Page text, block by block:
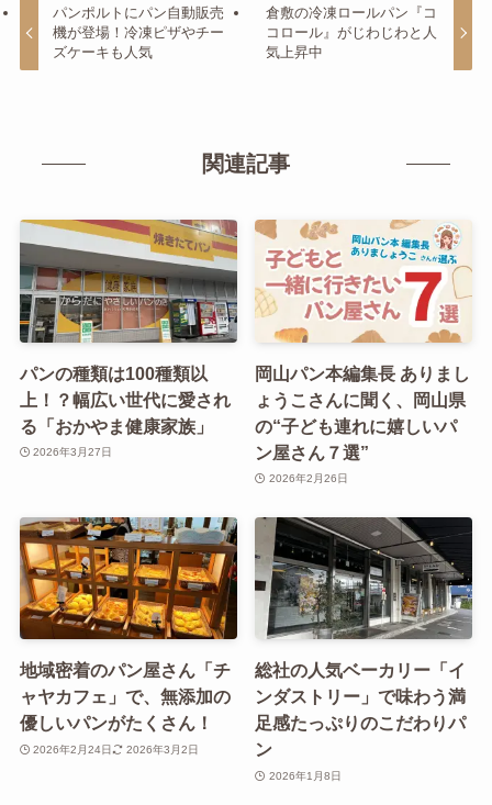
パンポルトにパン自動販売
機が登場！冷凍ピザやチー
ズケーキも人気
倉敷の冷凍ロールパン『コ
コロール』がじわじわと人
気上昇中
関連記事
パンの種類は100種類以
上！？幅広い世代に愛され
る「おかやま健康家族」
2026年3月27日
岡山パン本編集長 ありまし
ょうこさんに聞く、岡山県
の“子ども連れに嬉しいパ
ン屋さん７選”
2026年2月26日
地域密着のパン屋さん「チ
ャヤカフェ」で、無添加の
優しいパンがたくさん！
2026年2月24日 2026年3月2日
総社の人気ベーカリー「イ
ンダストリー」で味わう満
足感たっぷりのこだわりパ
ン
2026年1月8日